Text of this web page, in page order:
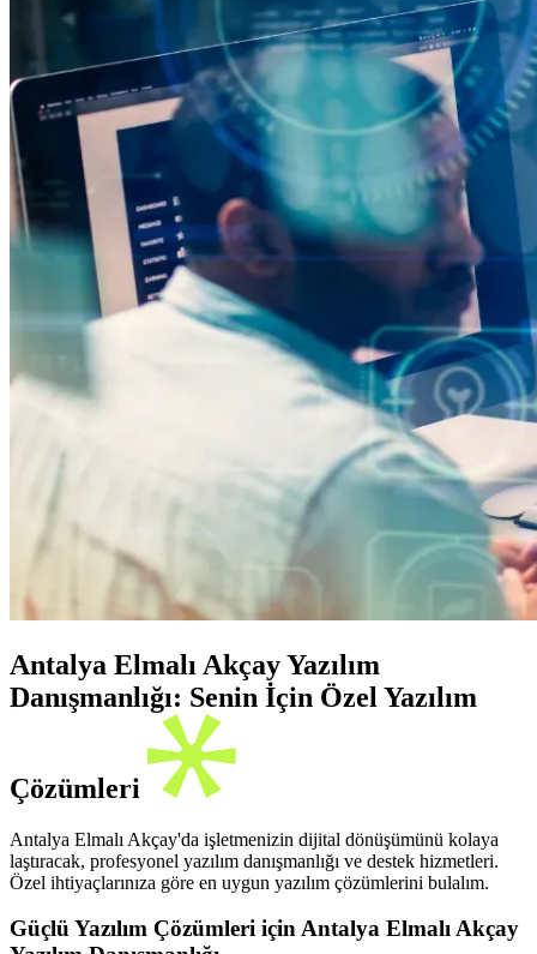
Antalya Elmalı Akçay Yazılım
Danışmanlığı: Senin İçin Özel Yazılım
Çözümleri
Antalya Elmalı Akçay'da işletmenizin dijital dönüşümünü kolaya
laştıracak, profesyonel yazılım danışmanlığı ve destek hizmetleri.
Özel ihtiyaçlarınıza göre en uygun yazılım çözümlerini bulalım.
Güçlü Yazılım Çözümleri için Antalya Elmalı Akçay